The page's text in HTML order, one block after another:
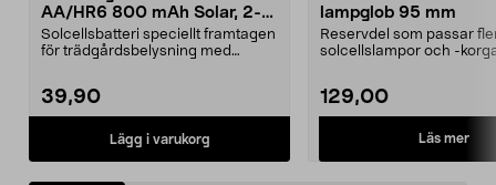
AA/HR6 800 mAh Solar, 2-
pack
Solcellsbatteri speciellt framtagen
för trädgårdsbelysning med
39,90
Lägg i varukorg
lampglob 95 mm
Reservdel som passar
solcellslampor och -
129,00
Läs mer